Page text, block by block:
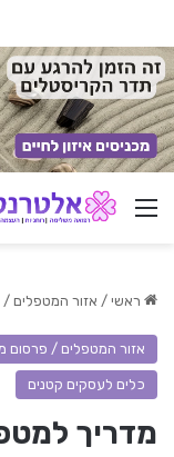
ניווט באתר
ראשי / אזור המטפלים
אזור המטפלים / פרסום
כלים לעסקים קטנים
מדריך